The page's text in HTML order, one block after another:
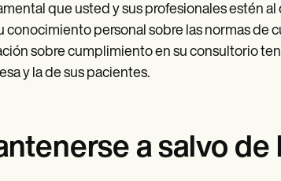
que usted y sus profesionales estén
conocimiento personal sobre las normas
sobre cumplimiento en su consultorio
y la de sus pacientes.
a salvo